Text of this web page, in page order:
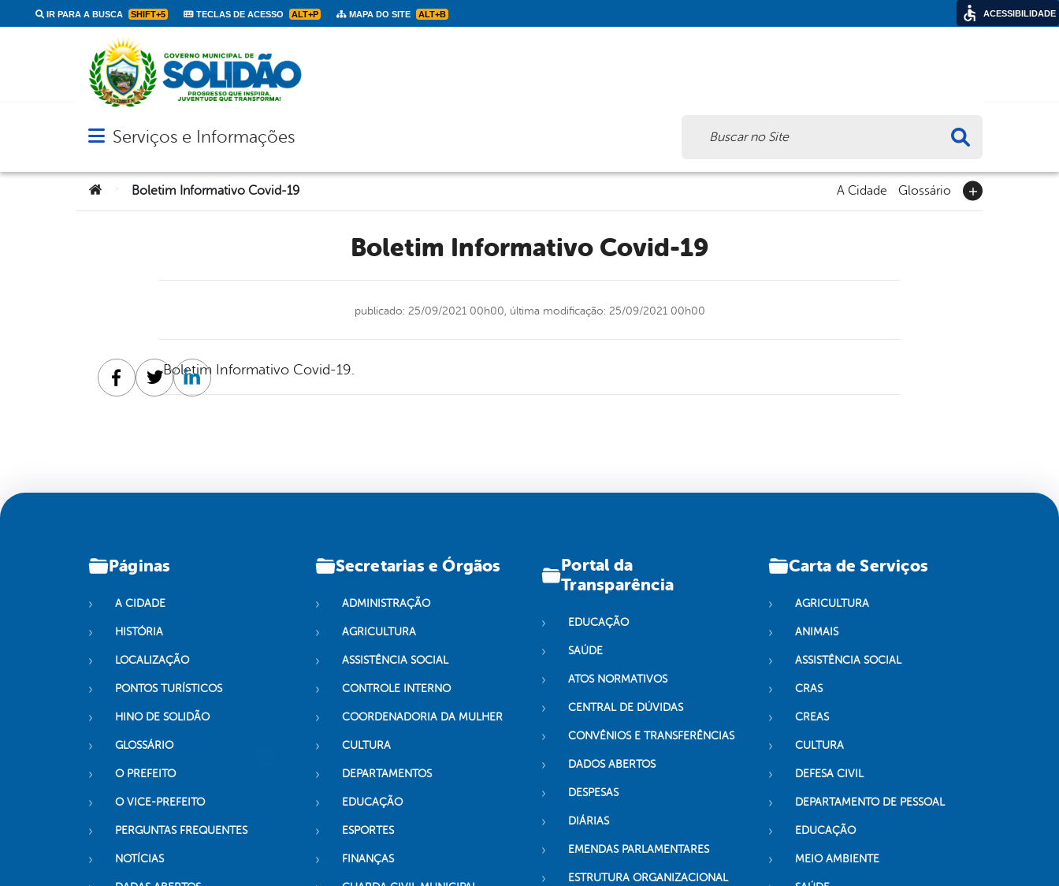
IR PARA A BUSCA SHIFT+5 TECLAS DE ACESSO ALT+P MAPA DO SITE ALT+B
Abrir menu principal de navegação
Serviços e Informações
Você está aqui:Boletim Informativo Covid-19 A Cidade Glossário
Boletim Informativo Covid-19
publicado: 25/09/2021 00h00, última modificação: 25/09/2021 00h00
Boletim Informativo Covid-19.
Facebook
TwitterLinkedin
Páginas
A CIDADE
HISTÓRIA
LOCALIZAÇÃO
PONTOS TURÍSTICOS
HINO DE SOLIDÃO
GLOSSÁRIO
O PREFEITO
O VICE-PREFEITO
PERGUNTAS FREQUENTES
NOTÍCIAS
Secretarias e Órgãos
ADMINISTRAÇÃO
AGRICULTURA
ASSISTÊNCIA SOCIAL
CONTROLE INTERNO
COORDENADORIA DA MULHER
CULTURA
DEPARTAMENTOS
EDUCAÇÃO
ESPORTES
FINANÇAS
Portal da
Transparência
EDUCAÇÃO
SAÚDE
ATOS NORMATIVOS
CENTRAL DE DÚVIDAS
CONVÊNIOS E TRANSFERÊNCIAS
DADOS ABERTOS
DESPESAS
DIÁRIAS
EMENDAS PARLAMENTARES
ESTRUTURA ORGANIZACIONAL
Carta de Serviços
AGRICULTURA
ANIMAIS
ASSISTÊNCIA SOCIAL
CRAS
CREAS
CULTURA
DEFESA CIVIL
DEPARTAMENTO DE PESSOAL
EDUCAÇÃO
MEIO AMBIENTE
ACESSIBILIDADE